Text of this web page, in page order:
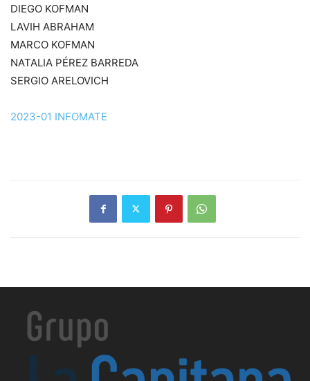
DIEGO KOFMAN
LAVIH ABRAHAM
MARCO KOFMAN
NATALIA PÉREZ BARREDA
SERGIO ARELOVICH
2023-01 INFOMATE